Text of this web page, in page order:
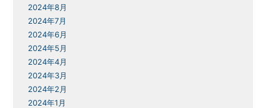
2024年8月
2024年7月
2024年6月
2024年5月
2024年4月
2024年3月
2024年2月
2024年1月